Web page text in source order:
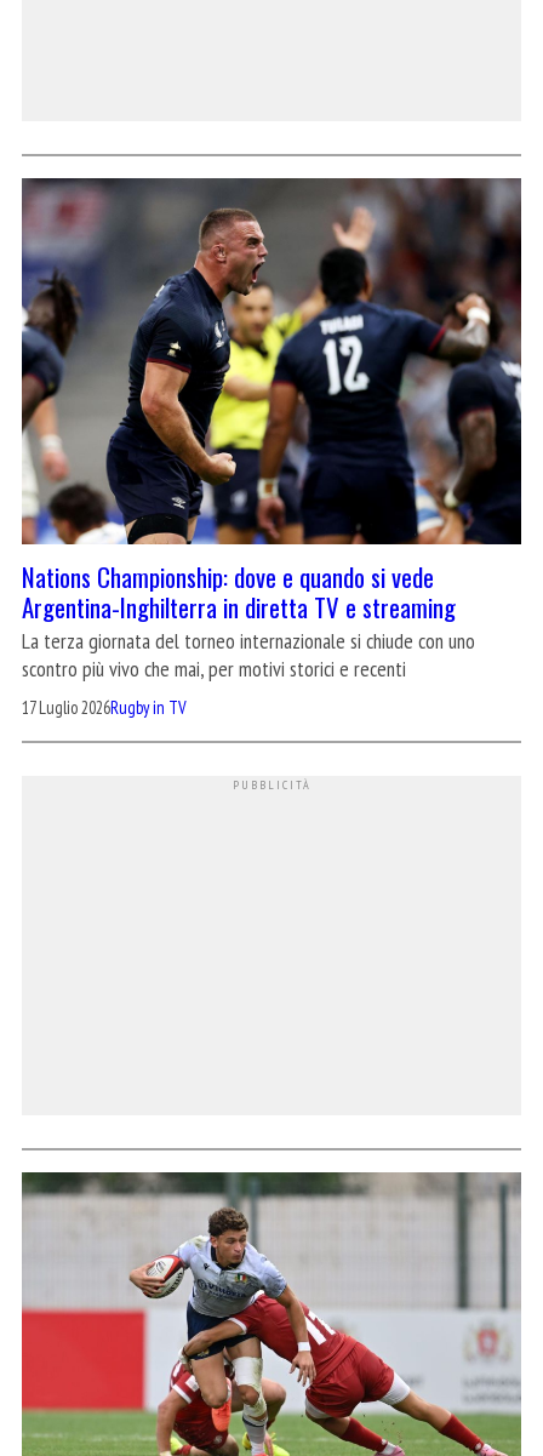
Nations Championship: dove e quando si vede
Argentina-Inghilterra in diretta TV e streaming
La terza giornata del torneo internazionale si chiude con uno
scontro più vivo che mai, per motivi storici e recenti
17 Luglio 2026Rugby in TV